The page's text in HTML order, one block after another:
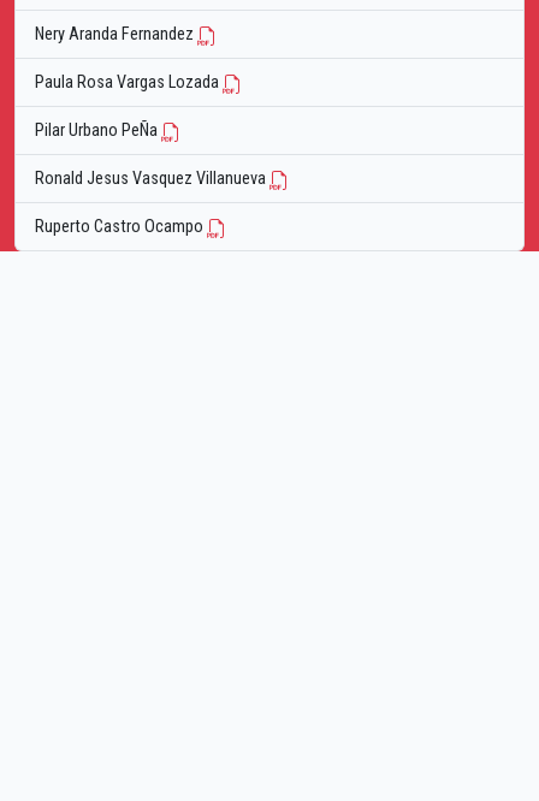
Nery Aranda Fernandez
Paula Rosa Vargas Lozada
Pilar Urbano PeÑa
Ronald Jesus Vasquez Villanueva
Ruperto Castro Ocampo